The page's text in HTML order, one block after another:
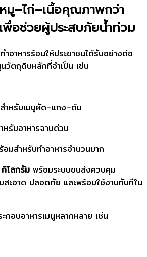
มู–ไก่–เนื้อคุณภาพกว่า
อช่วยผู้ประสบภัยน้ำท่วม
ำอาหารร้อนให้ประชาชนได้รับอย่างต่อ
วัตถุดิบหลักที่จำเป็น เช่น
ำหรับเมนูผัด–แกง–ต้ม
หรับอาหารจานด่วน
มสำหรับทำอาหารจำนวนมาก
โลกรัม พร้อมระบบขนส่งควบคุม
ะอาด ปลอดภัย และพร้อมใช้งานทันทีใน
อบอาหารเมนูหลากหลาย เช่น